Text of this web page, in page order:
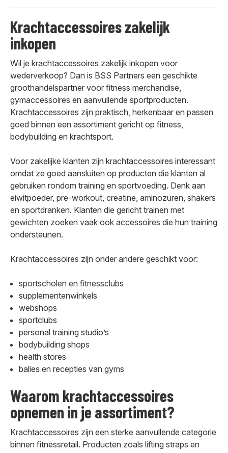
Krachtaccessoires zakelijk
inkopen
Wil je krachtaccessoires zakelijk inkopen voor
wederverkoop? Dan is BSS Partners een geschikte
groothandelspartner voor fitness merchandise,
gymaccessoires en aanvullende sportproducten.
Krachtaccessoires zijn praktisch, herkenbaar en passen
goed binnen een assortiment gericht op fitness,
bodybuilding en krachtsport.
Voor zakelijke klanten zijn krachtaccessoires interessant
omdat ze goed aansluiten op producten die klanten al
gebruiken rondom training en sportvoeding. Denk aan
eiwitpoeder, pre-workout, creatine, aminozuren, shakers
en sportdranken. Klanten die gericht trainen met
gewichten zoeken vaak ook accessoires die hun training
ondersteunen.
Krachtaccessoires zijn onder andere geschikt voor:
sportscholen en fitnessclubs
supplementenwinkels
webshops
sportclubs
personal training studio’s
bodybuilding shops
health stores
balies en recepties van gyms
Waarom krachtaccessoires
opnemen in je assortiment?
Krachtaccessoires zijn een sterke aanvullende categorie
binnen fitnessretail. Producten zoals lifting straps en